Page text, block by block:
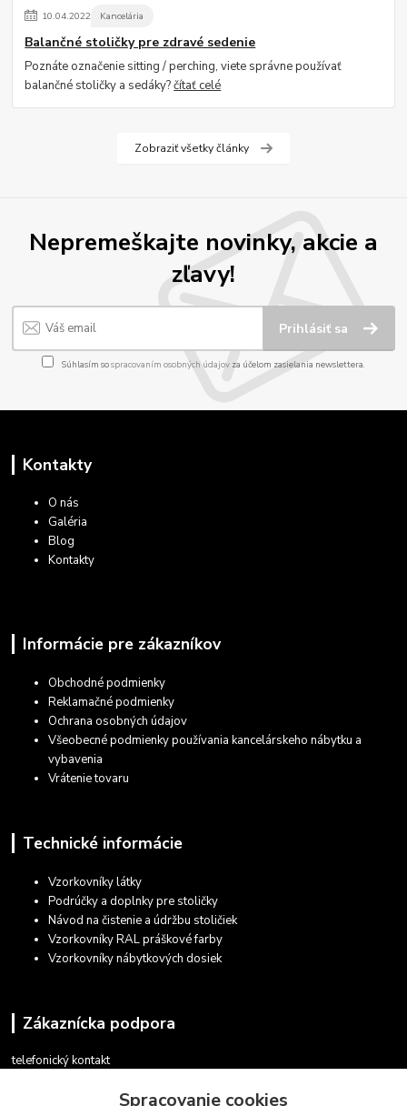
10.04.2022 Kancelária
Balančné stoličky pre zdravé sedenie
Poznáte označenie sitting / perching, viete správne používať
balančné stoličky a sedáky?čítať celé
Zobraziť všetky články
Nepremeškajte novinky, akcie a
zľavy!
Prihlásiť sa
Súhlasím sospracovaním osobných údajov za účelom zasielania newslettera.
Kontakty
O nás
Galéria
Blog
Kontakty
Informácie pre zákazníkov
Obchodné podmienky
Reklamačné podmienky
Ochrana osobných údajov
Všeobecné podmienky používania kancelárskeho nábytku a
vybavenia
Vrátenie tovaru
Technické informácie
Vzorkovníky látky
Podrúčky a doplnky pre stoličky
Návod na čistenie a údržbu stoličiek
Vzorkovníky RAL práškové farby
Vzorkovníky nábytkových dosiek
Zákaznícka podpora
telefonický kontakt
v pracovných dňoch 08.30 - 16.00Spracovanie cookies